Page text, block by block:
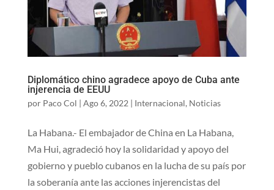
Diplomático chino agradece apoyo de Cuba ante
injerencia de EEUU
por Paco Col | Ago 6, 2022 | Internacional, Noticias
La Habana.- El embajador de China en La Habana,
Ma Hui, agradeció hoy la solidaridad y apoyo del
gobierno y pueblo cubanos en la lucha de su país por
la soberanía ante las acciones injerencistas del